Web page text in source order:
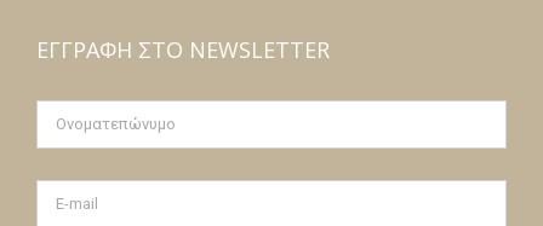
ΕΓΓΡΑΦΉ ΣΤΟ NEWSLETTER